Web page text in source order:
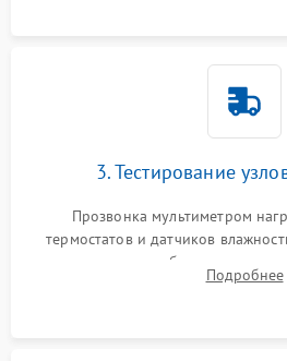
3. Тестирование
Прозвонка мультиметром
термостатов и датчиков
конденсатора, обмоток мотора
тепловым насосом — диагностика
Подробнее